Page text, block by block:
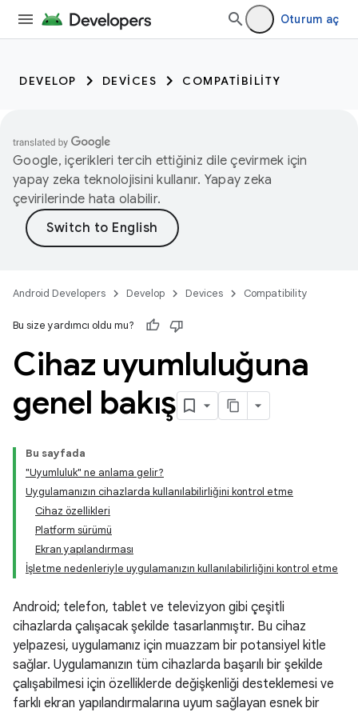
Oturum aç
DEVELOP DEVICES COMPATIBILITY
Google, içerikleri tercih ettiğiniz dile çevirmek için
yapay zeka teknolojisini kullanır. Yapay zeka
çevirilerinde hata olabilir.
Android Developers Develop Devices Compatibility
Bu size yardımcı oldu mu?
Cihaz uyumluluğuna
genel bakış
Bu sayfada
"Uyumluluk" ne anlama gelir?
Uygulamanızın cihazlarda kullanılabilirliğini kontrol etme
Cihaz özellikleri
Platform sürümü
Ekran yapılandırması
İşletme nedenleriyle uygulamanızın kullanılabilirliğini kontrol etme
Android; telefon, tablet ve televizyon gibi çeşitli
cihazlarda çalışacak şekilde tasarlanmıştır. Bu cihaz
yelpazesi, uygulamanız için muazzam bir potansiyel kitle
sağlar. Uygulamanızın tüm cihazlarda başarılı bir şekilde
çalışabilmesi için özelliklerde değişkenliği desteklemesi ve
farklı ekran yapılandırmalarına uyum sağlayan esnek bir